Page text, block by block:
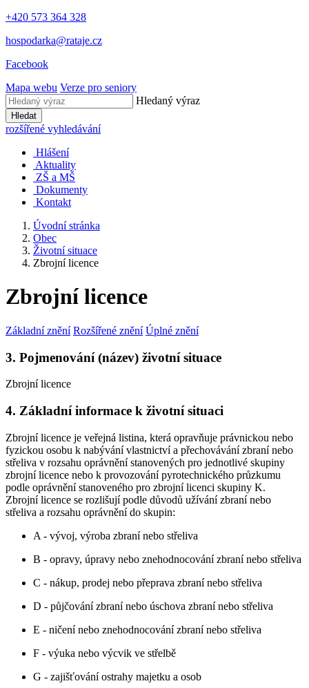
+420 573 364 328
hospodarka@rataje.cz
Facebook
Mapa webu Verze pro seniory
Hledaný výraz
Hledat
rozšířené vyhledávání
Hlášení
Aktuality
ZŠ a MŠ
Dokumenty
Kontakt
Úvodní stránka
Obec
Životní situace
Zbrojní licence
Zbrojní licence
Základní znění Rozšířené znění Úplné znění
3. Pojmenování (název) životní situace
Zbrojní licence
4. Základní informace k životní situaci
Zbrojní licence je veřejná listina, která opravňuje právnickou nebo
fyzickou osobu k nabývání vlastnictví a přechovávání zbraní nebo
střeliva v rozsahu oprávnění stanovených pro jednotlivé skupiny
zbrojní licence nebo k provozování pyrotechnického průzkumu
podle oprávnění stanoveného pro zbrojní licenci skupiny K.
Zbrojní licence se rozlišují podle důvodů užívání zbraní nebo
střeliva a rozsahu oprávnění do skupin:
A - vývoj, výroba zbraní nebo střeliva
B - opravy, úpravy nebo znehodnocování zbraní nebo střeliva
C - nákup, prodej nebo přeprava zbraní nebo střeliva
D - půjčování zbraní nebo úschova zbraní nebo střeliva
E - ničení nebo znehodnocování zbraní nebo střeliva
F - výuka nebo výcvik ve střelbě
G - zajišťování ostrahy majetku a osob